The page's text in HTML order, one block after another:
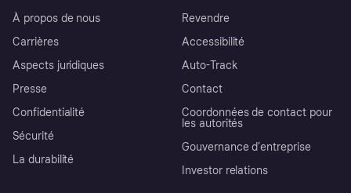
À propos de nous
Carrières
Aspects juridiques
Presse
Confidentialité
Sécurité
La durabilité
Revendre
Accessibilité
Auto-Track
Contact
Coordonnées de contact pour
les autorités
Gouvernance d’entreprise
Investor relations